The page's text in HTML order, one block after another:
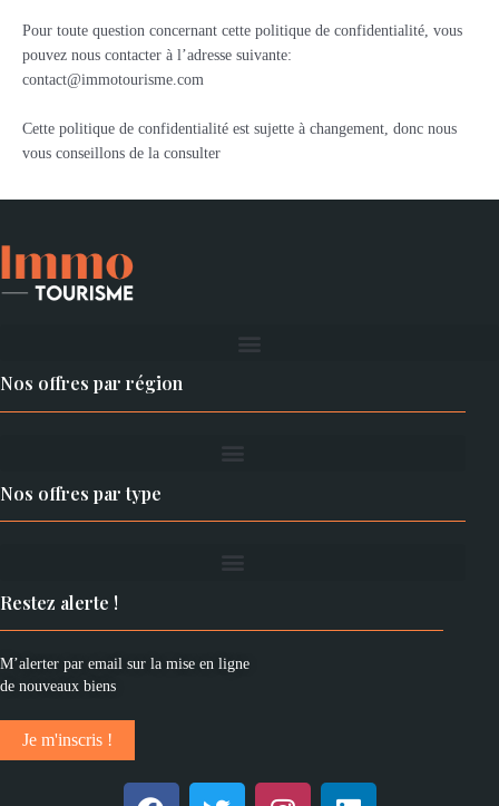
Pour toute question concernant cette politique de confidentialité, vous
pouvez nous contacter à l’adresse suivante:
contact@immotourisme.com
Cette politique de confidentialité est sujette à changement, donc nous
vous conseillons de la consulter
Nos offres par région
Nos offres par type
Restez alerte !
M’alerter par email sur la mise en ligne
de nouveaux biens
Je m'inscris !
F T I L